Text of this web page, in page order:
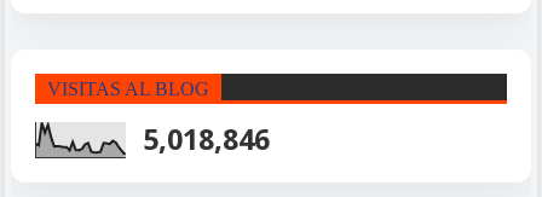
VISITAS AL BLOG
5,018,846